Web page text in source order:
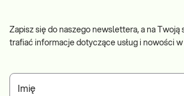
Zapisz się do naszego newslettera, a na Twoją
trafiać informacje dotyczące usług i nowości
Imię